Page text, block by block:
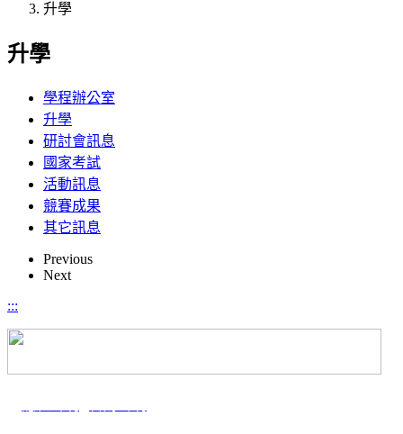
升學
升學
學程辦公室
升學
研討會訊息
國家考試
活動訊息
競賽成果
其它訊息
Previous
Next
:::